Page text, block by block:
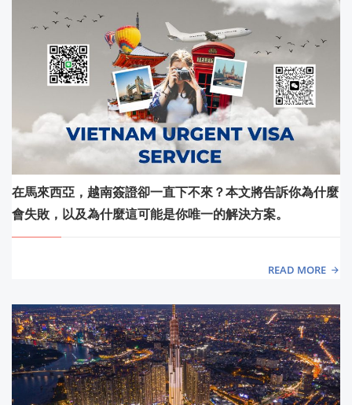
在馬來西亞，越南簽證卻一直下不來？本文將告訴你為什麼
會失敗，以及為什麼這可能是你唯一的解決方案。
READ MORE